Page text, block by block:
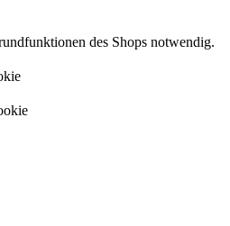
des Shops notwendig.